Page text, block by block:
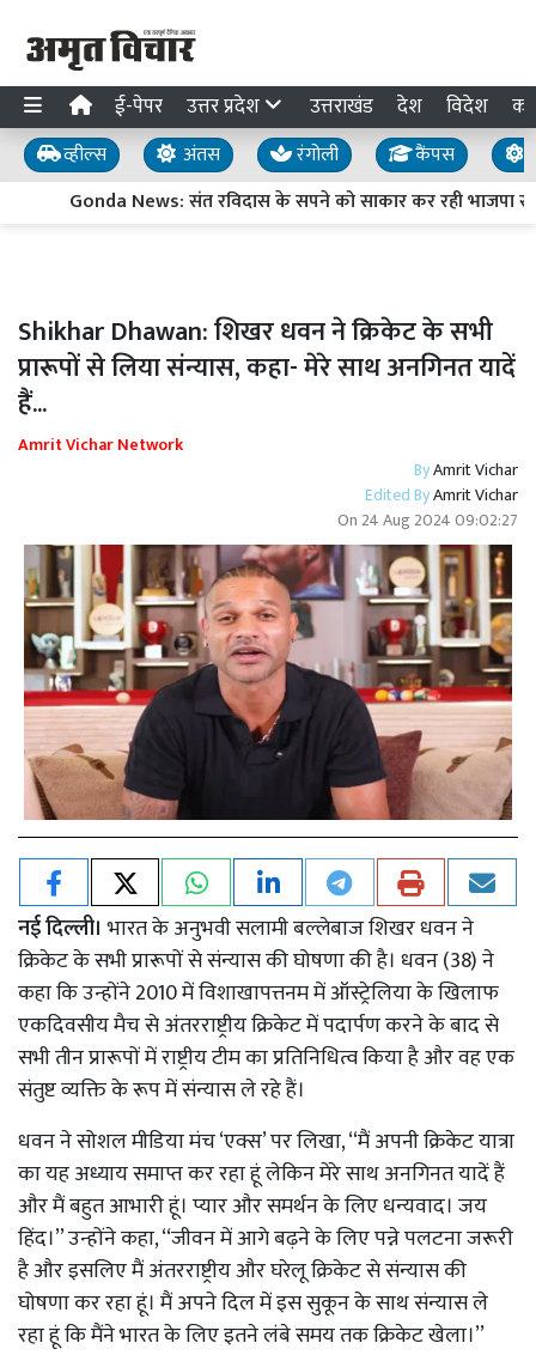
ई-पेपर उत्तर प्रदेश उत्तराखंड देश विदेश
व्हील्स अंतस रंगोली कैंपस
Gonda News: संत रविदास के सपने को साकार कर रही भाजपा
Shikhar Dhawan: शिखर धवन ने क्रिकेट के सभी
प्रारूपों से लिया संन्यास, कहा- मेरे साथ अनगिनत यादें
हैं...
Amrit Vichar Network
ByAmrit Vichar
Edited ByAmrit Vichar
On 24 Aug 2024 09:02:27
नई दिल्ली। भारत के अनुभवी सलामी बल्लेबाज शिखर धवन ने
क्रिकेट के सभी प्रारूपों से संन्यास की घोषणा की है। धवन (38) ने
कहा कि उन्होंने 2010 में विशाखापत्तनम में ऑस्ट्रेलिया के खिलाफ
एकदिवसीय मैच से अंतरराष्ट्रीय क्रिकेट में पदार्पण करने के बाद से
सभी तीन प्रारूपों में राष्ट्रीय टीम का प्रतिनिधित्व किया है और वह एक
संतुष्ट व्यक्ति के रूप में संन्यास ले रहे हैं।
धवन ने सोशल मीडिया मंच ‘एक्स’ पर लिखा, ‘‘मैं अपनी क्रिकेट यात्रा
का यह अध्याय समाप्त कर रहा हूं लेकिन मेरे साथ अनगिनत यादें हैं
और मैं बहुत आभारी हूं। प्यार और समर्थन के लिए धन्यवाद। जय
हिंद।’’ उन्होंने कहा, ‘‘जीवन में आगे बढ़ने के लिए पन्ने पलटना जरूरी
है और इसलिए मैं अंतरराष्ट्रीय और घरेलू क्रिकेट से संन्यास की
घोषणा कर रहा हूं। मैं अपने दिल में इस सुकून के साथ संन्यास ले
रहा हूं कि मैंने भारत के लिए इतने लंबे समय तक क्रिकेट खेला।’’